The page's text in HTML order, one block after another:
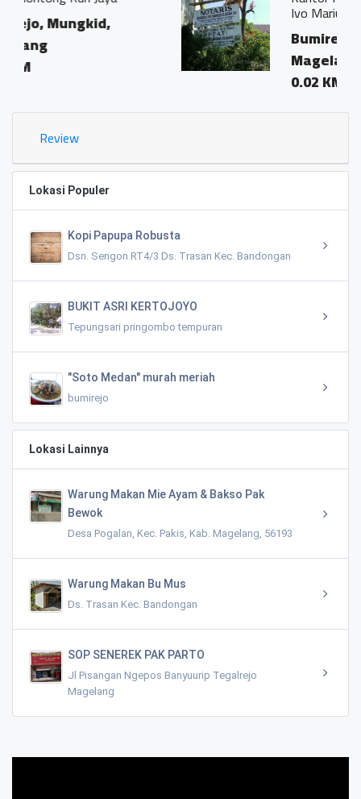
Ivo Marius, SH"
Bumirejo, Mungkid,
Magelang
Review
Lokasi Populer
Kopi Papupa Robusta
Dsn. Sengon RT4/3 Ds. Trasan Kec. Bandongan
BUKIT ASRI KERTOJOYO
Tepungsari pringombo tempuran
"Soto Medan" murah meriah
bumirejo
Lokasi Lainnya
Warung Makan Mie Ayam & Bakso Pak
Bewok
Desa Pogalan, Kec. Pakis, Kab. Magelang, 56193
Warung Makan Bu Mus
Ds. Trasan Kec. Bandongan
SOP SENEREK PAK PARTO
Jl Pisangan Ngepos Banyuurip Tegalrejo
Magelang